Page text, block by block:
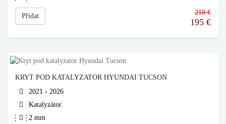
Přídat 218 €
195 €
KRYT POD KATALYZATOR HYUNDAI TUCSON
2021 - 2026
Katalyzátor
2 mm